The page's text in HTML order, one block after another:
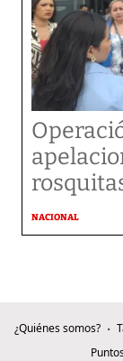
NACIONAL
¿Quiénes somos?